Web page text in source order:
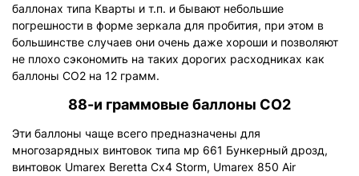
баллонах типа Кварты и т.п. и бывают небольшие
погрешности в форме зеркала для пробития, при этом в
большинстве случаев они очень даже хороши и позволяют
не плохо сэкономить на таких дорогих расходниках как
баллоны СО2 на 12 грамм.
88-и граммовые баллоны СО2
Эти баллоны чаще всего предназначены для
многозарядных винтовок типа мр 661 Бункерный дрозд,
винтовок Umarex Beretta Cx4 Storm, Umarex 850 Air